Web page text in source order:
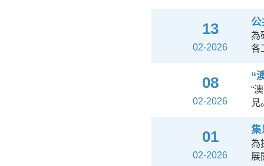
13
02-2026
公
為
各
08
02-2026
“
“
見
01
02-2026
集
為
展